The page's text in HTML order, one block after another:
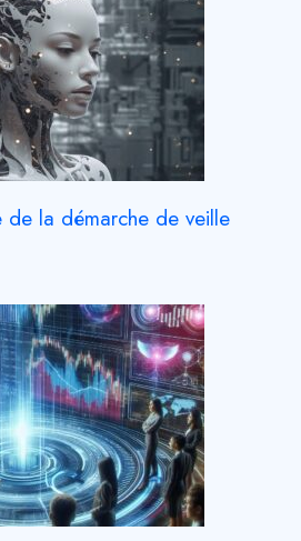
de la démarche de veille